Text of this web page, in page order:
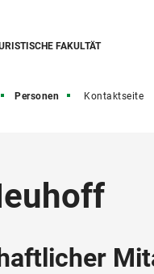
FAKULTÄT
Personen Kontaktseite